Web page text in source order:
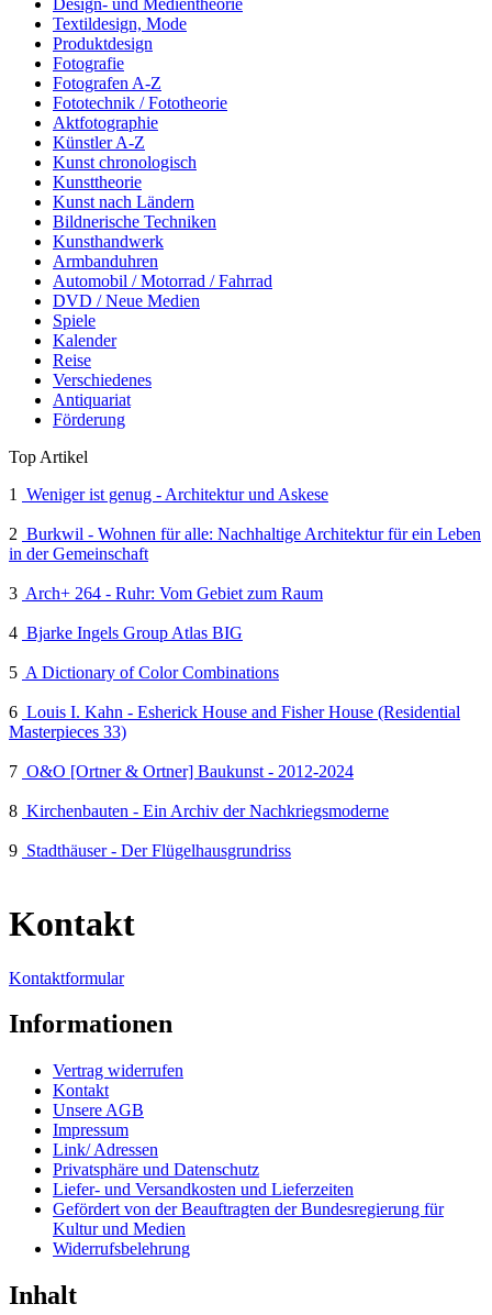
Textildesign, Mode
Produktdesign
Fotografie
Fotografen A-Z
Fototechnik / Fototheorie
Aktfotographie
Künstler A-Z
Kunst chronologisch
Kunsttheorie
Kunst nach Ländern
Bildnerische Techniken
Kunsthandwerk
Armbanduhren
Automobil / Motorrad / Fahrrad
DVD / Neue Medien
Spiele
Kalender
Reise
Verschiedenes
Antiquariat
Förderung
Top Artikel
1
Weniger ist genug - Architektur und Askese
2 Burkwil - Wohnen für alle: Nachhaltige Architektur für ein Leben
in der Gemeinschaft
3 Arch+ 264 - Ruhr: Vom Gebiet zum Raum
4 Bjarke Ingels Group Atlas BIG
5 A Dictionary of Color Combinations
6 Louis I. Kahn - Esherick House and Fisher House (Residential
Masterpieces 33)
7 O&O [Ortner & Ortner] Baukunst - 2012-2024
8 Kirchenbauten - Ein Archiv der Nachkriegsmoderne
9 Stadthäuser - Der Flügelhausgrundriss
Kontakt
Kontaktformular
Informationen
Vertrag widerrufen
Kontakt
Unsere AGB
Impressum
Link/ Adressen
Privatsphäre und Datenschutz
Liefer- und Versandkosten und Lieferzeiten
Gefördert von der Beauftragten der Bundesregierung für
Kultur und Medien
Widerrufsbelehrung
Inhalt